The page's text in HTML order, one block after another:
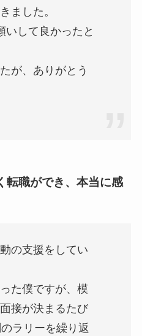
ました。
いして良かったと
が、ありがとう
転職ができ、本当に感
の支援をしてい
た僕ですが、模
接が決まるたび
ラリーを繰り返